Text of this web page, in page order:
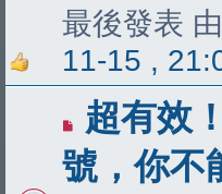
最後發表 由
11-15 ,
超有效
號，你不